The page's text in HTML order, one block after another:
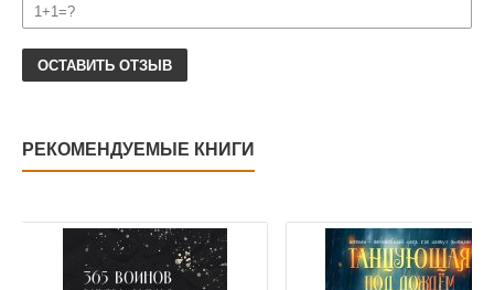
ОСТАВИТЬ ОТЗЫВ
РЕКОМЕНДУЕМЫЕ КНИГИ